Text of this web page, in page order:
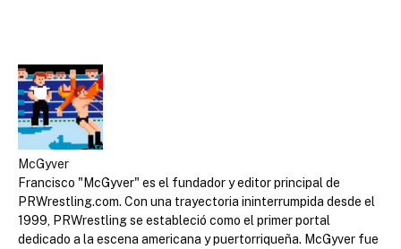
McGyver
Francisco "McGyver" es el fundador y editor principal de
PRWrestling.com. Con una trayectoria ininterrumpida desde el
1999, PRWrestling se estableció como el primer portal
dedicado a la escena americana y puertorriqueña. McGyver fue